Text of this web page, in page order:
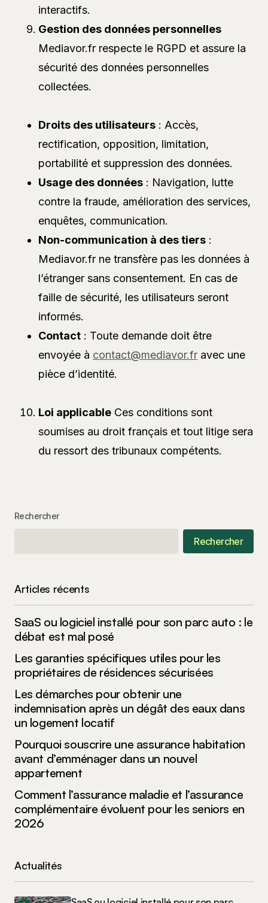
interactifs.
Gestion des données personnelles
Mediavor.fr respecte le RGPD et assure la
sécurité des données personnelles
collectées.
Droits des utilisateurs : Accès,
rectification, opposition, limitation,
portabilité et suppression des données.
Usage des données : Navigation, lutte
contre la fraude, amélioration des services,
enquêtes, communication.
Non-communication à des tiers :
Mediavor.fr ne transfère pas les données à
l’étranger sans consentement. En cas de
faille de sécurité, les utilisateurs seront
informés.
Contact : Toute demande doit être
envoyée à contact@mediavor.fr avec une
pièce d’identité.
Loi applicable Ces conditions sont
soumises au droit français et tout litige sera
du ressort des tribunaux compétents.
Rechercher
Rechercher
Articles récents
SaaS ou logiciel installé pour son parc auto : le
débat est mal posé
Les garanties spécifiques utiles pour les
propriétaires de résidences sécurisées
Les démarches pour obtenir une
indemnisation après un dégât des eaux dans
un logement locatif
Pourquoi souscrire une assurance habitation
avant d’emménager dans un nouvel
appartement
Comment l’assurance maladie et l’assurance
complémentaire évoluent pour les seniors en
2026
Actualités